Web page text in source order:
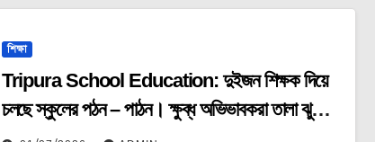
শিক্ষা
Tripura School Education: দুইজন শিক্ষক দিয়ে
চলছে স্কুলের পঠন – পাঠন। ক্ষুব্ধ অভিভাবকরা তালা ঝুলালো